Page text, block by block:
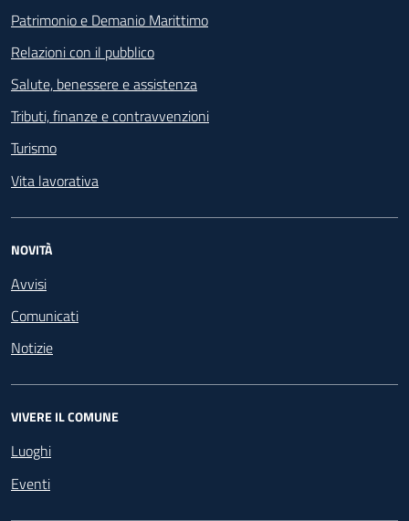
Patrimonio e Demanio Marittimo
Relazioni con il pubblico
Salute, benessere e assistenza
Tributi, finanze e contravvenzioni
Turismo
Vita lavorativa
NOVITÀ
Avvisi
Comunicati
Notizie
VIVERE IL COMUNE
Luoghi
Eventi